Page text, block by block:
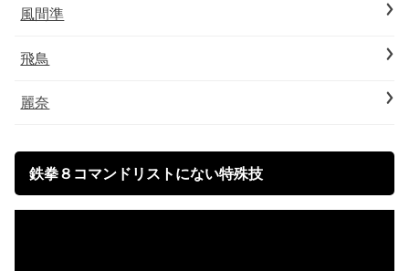
風間準
飛鳥
麗奈
鉄拳８コマンドリストにない特殊技